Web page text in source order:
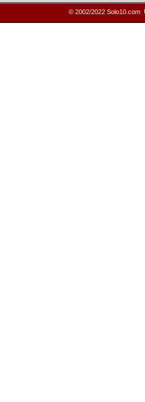
© 2002/2022 Solo10.com